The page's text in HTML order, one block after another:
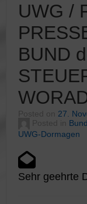
UWG /
BUND
27.
UWG-Dormagen
Sehr geehrte